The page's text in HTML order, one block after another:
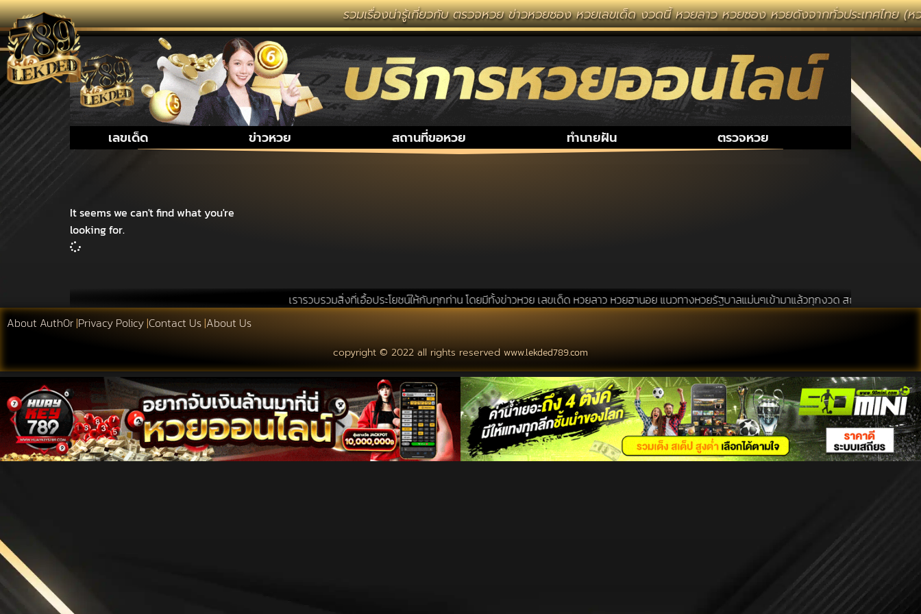
รวมเรื่องน่ารู้เกี่ยวกับ ตรวจหวย ข่าวหวยซอง หวยเลขเด็ด งวดนี้ หวยลาว หวยซอง หวยดังจากทั่วประเทศไทย (หวยไ
เลขเด็ด ข่าวหวย สถานที่ขอหวย ทำนายฝัน ตรวจหวย
It seems we can't find what you're
looking for.
เรารวบรวมสิ่งที่เอื้อประโยชน์ให้กับทุกท่าน โดยมีทั้งข่าวหวย เลขเด็ด หวยลาว หวยฮานอย แนวทางหวยรัฐบาลแม่นๆเข้ามาแล้วทุกงวด สถานที่ขอหว
About Auth0r|Privacy Policy|Contact Us|About Us
copyright © 2022 all rights reserved www.lekded789.com